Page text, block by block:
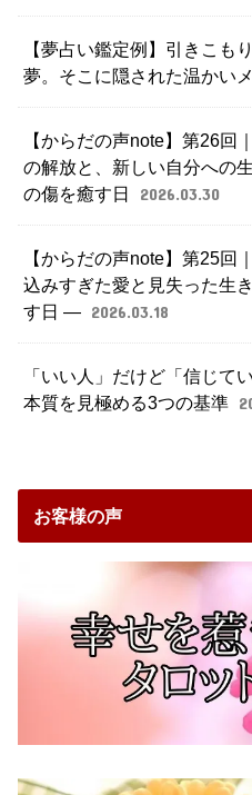
【夢占い鑑定例】引きこも
夢。そこに隠された温かい
【からだの声note】第26
の解放と、新しい自分への
の傷を癒す日
2026.03.30
【からだの声note】第25回
込みすぎた愛と見失った生
す日 ― 2026.03.18
「いい人」だけど「信じて
本質を見極める3つの基準
お客様の声